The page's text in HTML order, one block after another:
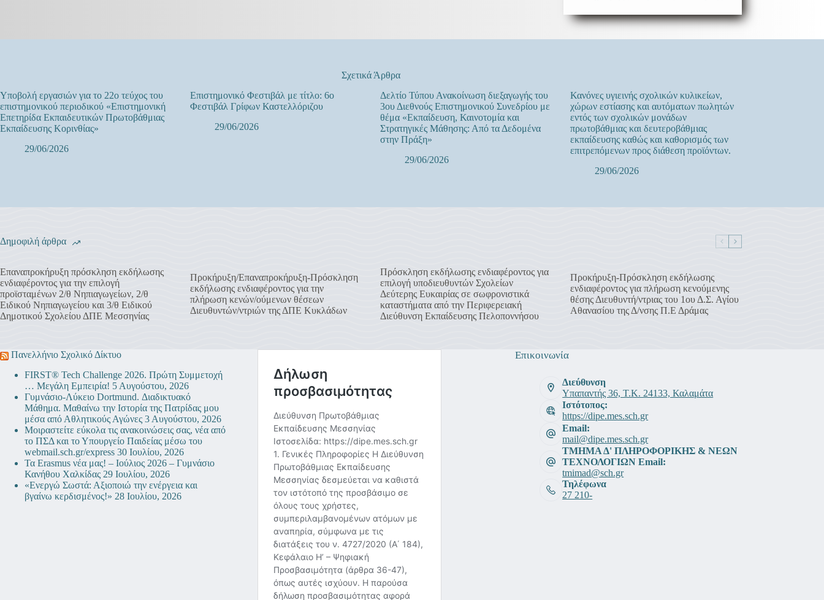
Σχετικά Άρθρα
Υποβολή εργασιών για το 22ο τεύχος του
επιστημονικού περιοδικού «Επιστημονική
Επετηρίδα Εκπαιδευτικών Πρωτοβάθμιας
Εκπαίδευσης Κορινθίας»
29/06/2026
Επιστημονικό Φεστιβάλ με τίτλο: 6ο
Φεστιβάλ Γρίφων Καστελλόριζου
29/06/2026
Δελτίο Τύπου Ανακοίνωση διεξαγωγής του
3ου Διεθνούς Επιστημονικού Συνεδρίου με
θέμα «Εκπαίδευση, Καινοτομία και
Στρατηγικές Μάθησης: Από τα Δεδομένα
στην Πράξη»
29/06/2026
Κανόνες υγιεινής σχολικών κυλικείων,
χώρων εστίασης και αυτόματων πωλητών
εντός των σχολικών μονάδων
πρωτοβάθμιας και δευτεροβάθμιας
εκπαίδευσης καθώς και καθορισμός των
επιτρεπόμενων προς διάθεση προϊόντων.
29/06/2026
Δημοφιλή άρθρα
Επαναπροκήρυξη πρόσκληση εκδήλωσης
ενδιαφέροντος για την επιλογή
προϊσταμένων 2/θ Νηπιαγωγείων, 2/θ
Ειδικού Νηπιαγωγείου και 3/θ Ειδικού
Δημοτικού Σχολείου ΔΠΕ Μεσσηνίας
Προκήρυξη/Επαναπροκήρυξη-Πρόσκληση
εκδήλωσης ενδιαφέροντος για την
πλήρωση κενών/ούμενων θέσεων
Διευθυντών/ντριών της ΔΠΕ Κυκλάδων
Πρόσκληση εκδήλωσης ενδιαφέροντος για
επιλογή υποδιευθυντών Σχολείων
Δεύτερης Ευκαιρίας σε σωφρονιστικά
καταστήματα από την Περιφερειακή
Διεύθυνση Εκπαίδευσης Πελοποννήσου
Προκήρυξη-Πρόσκληση εκδήλωσης
ενδιαφέροντος για πλήρωση κενούμενης
θέσης Διευθυντή/ντριας του 1ου Δ.Σ. Αγίου
Αθανασίου της Δ/νσης Π.Ε Δράμας
Πανελλήνιο Σχολικό Δίκτυο
FIRST® Tech Challenge 2026. Πρώτη Συμμετοχή
… Μεγάλη Εμπειρία! 5 Αυγούστου, 2026
Γυμνάσιο-Λύκειο Dortmund. Διαδικτυακό
Μάθημα. Μαθαίνω την Ιστορία της Πατρίδας μου
μέσα από Αθλητικούς Αγώνες 3 Αυγούστου, 2026
Μοιραστείτε εύκολα τις ανακοινώσεις σας, νέα από
το ΠΣΔ και το Υπουργείο Παιδείας μέσω του
webmail.sch.gr/express 30 Ιουλίου, 2026
Τα Erasmus νέα μας! – Ιούλιος 2026 – Γυμνάσιο
Κανήθου Χαλκίδας 29 Ιουλίου, 2026
«Ενεργώ Σωστά: Αξιοποιώ την ενέργεια και
βγαίνω κερδισμένος!» 28 Ιουλίου, 2026
Επικοινωνία
Διεύθυνση
Υπαπαντής 36, Τ.Κ. 24133, Καλαμάτα
Ιστότοπος:
https://dipe.mes.sch.gr
Email:
mail@dipe.mes.sch.gr
ΤΜΗΜΑ Δ' ΠΛΗΡΟΦΟΡΙΚΗΣ & ΝΕΩΝ
ΤΕΧΝΟΛΟΓΙΩΝ Email:
tmimad@sch.gr
Τηλέφωνα
27 210-